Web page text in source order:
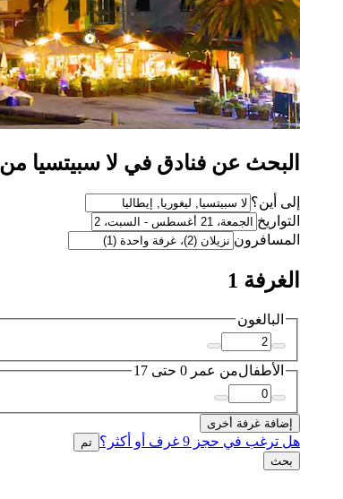
البحث عن فنادق في لا سبيتسيا من SAR 359
إلى أين؟
التواريخ
المسافرون
الغرفة 1
البالغون
الأطفالمن عمر 0 حتى 17
إضافة غرفة أخرى
هل ترغب في حجز 9 غرف أو أكثر؟
تم
بحث